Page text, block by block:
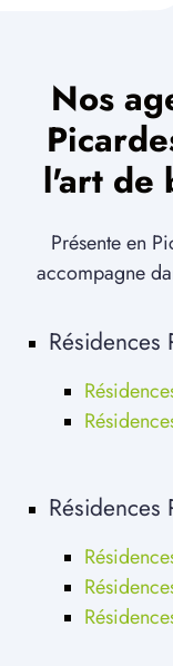
Nos
l'art de
Présente en
accompagne
Résidences